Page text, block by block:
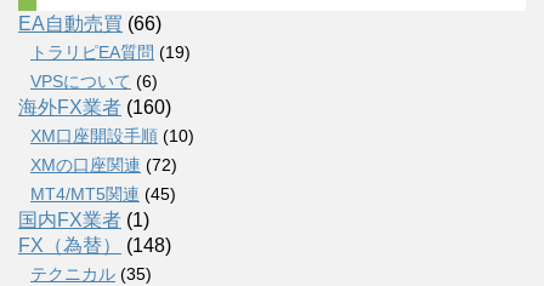
EA自動売買 (66)
トラリピEA質問 (19)
VPSについて (6)
海外FX業者 (160)
XM口座開設手順 (10)
XMの口座関連 (72)
MT4/MT5関連 (45)
国内FX業者 (1)
FX（為替）
(148)
テクニカル (35)